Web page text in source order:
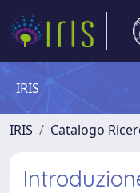
IRIS
IRIS Catalogo